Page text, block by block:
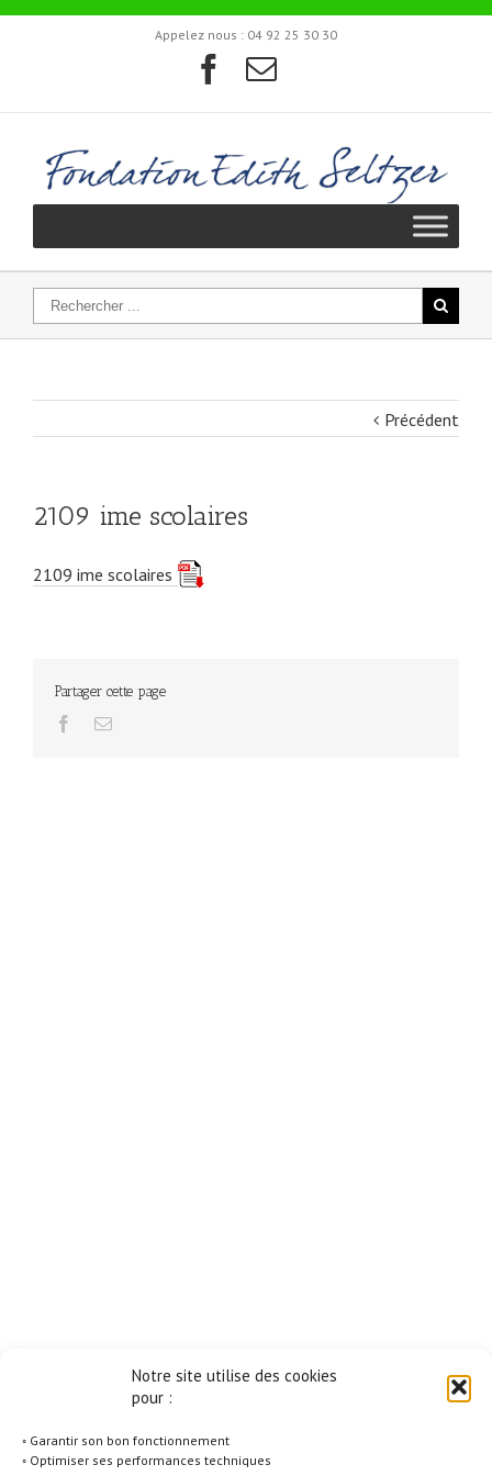
Notre site utilise des cookies
pour :
◦ Garantir son bon fonctionnement
◦ Optimiser ses performances techniques
Appelez nous : 04 92 25 30 30
Précédent
2109 ime scolaires
2109 ime scolaires
Partager cette page